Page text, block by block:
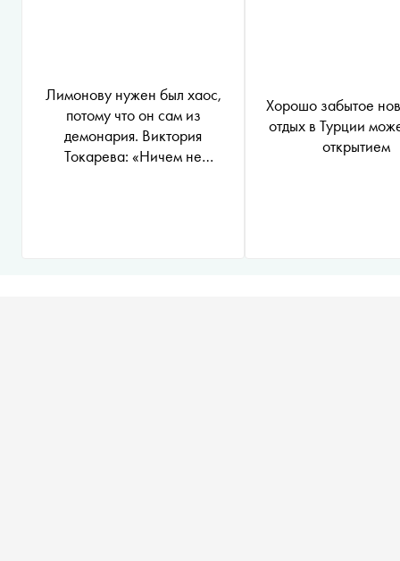
Лимонову нужен был хаос,
потому что он сам из
демонария. Виктория
Токарева: «Ничем не
Хорошо забытое
отдых в Турции
открытием